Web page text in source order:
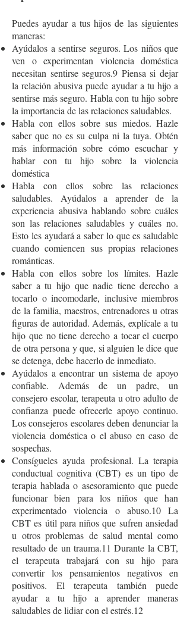
Puedes ayudar a tus hijos de las siguientes
maneras:
Ayúdalos a sentirse seguros. Los niños que
ven o experimentan violencia doméstica
necesitan sentirse seguros.9 Piensa si dejar
la relación abusiva puede ayudar a tu hijo a
sentirse más seguro. Habla con tu hijo sobre
la importancia de las relaciones saludables.
Habla con ellos sobre sus miedos. Hazle
saber que no es su culpa ni la tuya. Obtén
más información sobre cómo escuchar y
hablar con tu hijo sobre la violencia
doméstica
Habla con ellos sobre las relaciones
saludables. Ayúdalos a aprender de la
experiencia abusiva hablando sobre cuáles
son las relaciones saludables y cuáles no.
Esto les ayudará a saber lo que es saludable
cuando comiencen sus propias relaciones
románticas.
Habla con ellos sobre los límites. Hazle
saber a tu hijo que nadie tiene derecho a
tocarlo o incomodarle, inclusive miembros
de la familia, maestros, entrenadores u otras
figuras de autoridad. Además, explícale a tu
hijo que no tiene derecho a tocar el cuerpo
de otra persona y que, si alguien le dice que
se detenga, debe hacerlo de inmediato.
Ayúdalos a encontrar un sistema de apoyo
confiable. Además de un padre, un
consejero escolar, terapeuta u otro adulto de
confianza puede ofrecerle apoyo continuo.
Los consejeros escolares deben denunciar la
violencia doméstica o el abuso en caso de
sospechas.
Consígueles ayuda profesional. La terapia
conductual cognitiva (CBT) es un tipo de
terapia hablada o asesoramiento que puede
funcionar bien para los niños que han
experimentado violencia o abuso.10 La
CBT es útil para niños que sufren ansiedad
u otros problemas de salud mental como
resultado de un trauma.11 Durante la CBT,
el terapeuta trabajará con su hijo para
convertir los pensamientos negativos en
positivos. El terapeuta también puede
ayudar a tu hijo a aprender maneras
saludables de lidiar con el estrés.12